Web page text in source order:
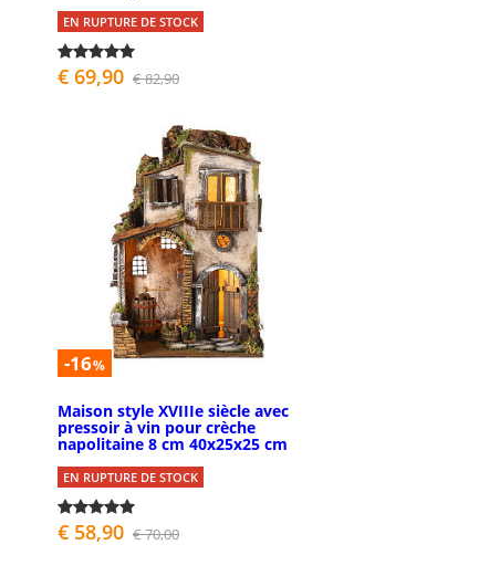
EN RUPTURE DE STOCK
€ 69,90 € 82,90
-16%
Maison style XVIIIe siècle avec
pressoir à vin pour crèche
napolitaine 8 cm 40x25x25 cm
EN RUPTURE DE STOCK
€ 58,90 € 70,00